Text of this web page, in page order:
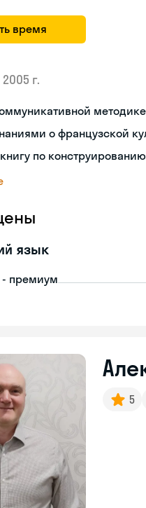
время
2005 г.
о французской
по
язык
- премиум
5